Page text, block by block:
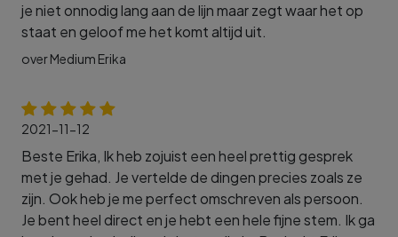
je niet onnodig lang aan de lijn maar zegt waar het op
staat en geloof me het komt altijd uit.
over Medium Erika
2021-11-12
Beste Erika, Ik heb zojuist een heel prettig gesprek
met je gehad. Je vertelde de dingen precies zoals ze
zijn. Ook heb je me perfect omschreven als persoon.
Je bent heel direct en je hebt een hele fijne stem. Ik ga